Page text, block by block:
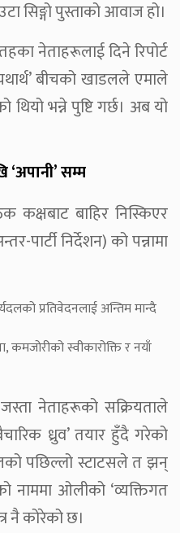
सिङ्गो पुस्ताको आवाज हो।
नेताहरूलाई दिने रिपोर्ट
बीचको खाडलले एमाले
भन्ने पुष्टि गर्छ। अब यो
सम्म
कक्षबाट बाहिर निस्किएर
पार्टी निर्देशन) को पन्नामा
प्रतिवेदनलाई अन्तिम मान्दै
कमजोरीको स्वीकारोक्ति र नयाँ
नेताहरूको सक्रियताले
ध्रुव’ तयार हुँदै गरेको
पछिल्लो स्टाटसले त झन्
नाममा ओलीको ‘व्यक्तिगत
नै कोरेको छ।